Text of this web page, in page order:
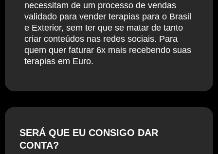
necessitam de um processo de vendas
validado para vender terapias para o Brasil
e Exterior, sem ter que se matar de tanto
criar conteúdos nas redes sociais. Para
quem quer faturar 6x mais recebendo suas
terapias em Euro.
SERÁ QUE EU CONSIGO DAR
CONTA?